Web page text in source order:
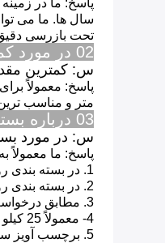
پاسخ: ما در زمینه
سال ها. ما می
تحت بازرسی
02 در مورد کمیت
س: کمترین
پاسخ: معمولاً برای هر
متر و مناسب ترین
03 درباره بسته بندی
س: در مورد
پاسخ: ما معمولاً
1. در بسته بندی رول با لوله و کیسه های پلاستیکی
2. در بسته بندی رول با لوله و کارتن
3. مطابق درخواست مشتری
4- معمولاً 25 کیلو گرم / رول یا طبق درخواست مشتری
5. برچسب آویز سفارشی ، نوارهای کاغذی و تمبر یا مطابق با مشتری